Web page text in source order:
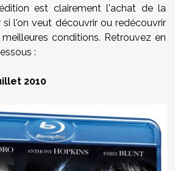
est clairement l'achat de la
si l'on veut découvrir ou redécouvrir
conditions. Retrouvez en
:
2010